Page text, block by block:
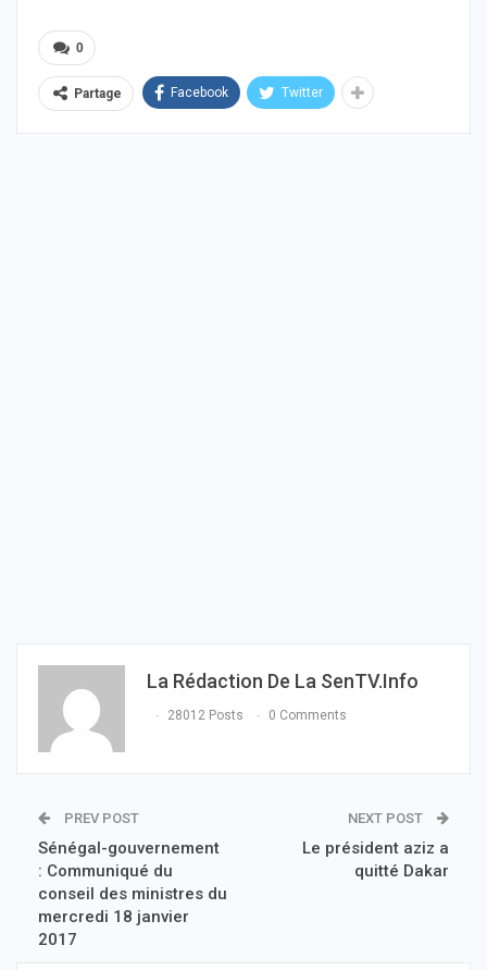
0
Partage Facebook Twitter
La Rédaction De La SenTV.info
28012 Posts 0 Comments
PREV POST
Sénégal-gouvernement
: Communiqué du
conseil des ministres du
mercredi 18 janvier
2017
NEXT POST
Le président aziz a
quitté Dakar